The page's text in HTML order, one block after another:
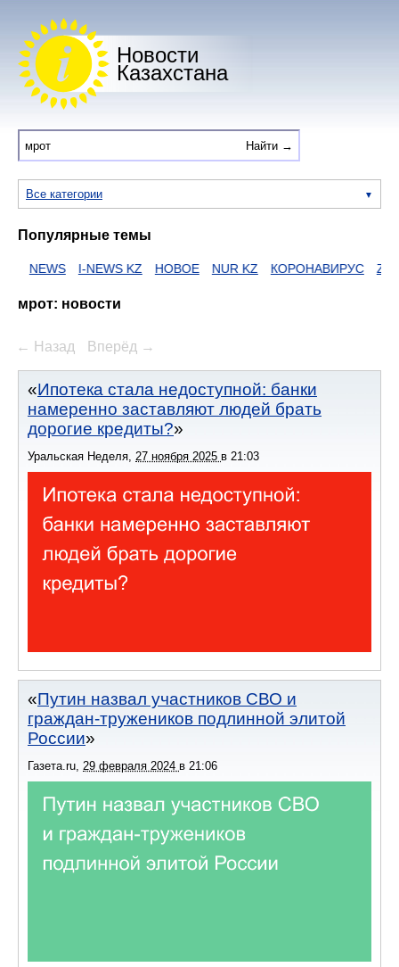
Новости
Казахстана
Все категории
Популярные темы
NEWS I-NEWS KZ НОВОЕ NUR KZ КОРОНАВИРУС
мрот: новости
← Назад Вперёд →
Ипотека стала недоступной: банки
намеренно заставляют людей брать
дорогие кредиты?
Уральская Неделя, 27 ноября 2025 в 21:03
Путин назвал участников СВО и
граждан-тружеников подлинной элитой
России
Газета.ru 29 февраля 2024 в 21:06